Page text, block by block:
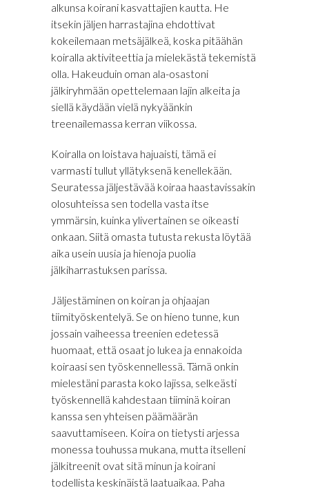
alkunsa koirani kasvattajien kautta. He
itsekin jäljen harrastajina ehdottivat
kokeilemaan metsäjälkeä, koska pitäähän
koiralla aktiviteettia ja mielekästä tekemistä
olla. Hakeuduin oman ala-osastoni
jälkiryhmään opettelemaan lajin alkeita ja
siellä käydään vielä nykyäänkin
treenailemassa kerran viikossa.
Koiralla on loistava hajuaisti, tämä ei
varmasti tullut yllätyksenä kenellekään.
Seuratessa jäljestävää koiraa haastavissakin
olosuhteissa sen todella vasta itse
ymmärsin, kuinka ylivertainen se oikeasti
onkaan. Siitä omasta tutusta rekusta löytää
aika usein uusia ja hienoja puolia
jälkiharrastuksen parissa.
Jäljestäminen on koiran ja ohjaajan
tiimityöskentelyä. Se on hieno tunne, kun
jossain vaiheessa treenien edetessä
huomaat, että osaat jo lukea ja ennakoida
koiraasi sen työskennellessä. Tämä onkin
mielestäni parasta koko lajissa, selkeästi
työskennellä kahdestaan tiiminä koiran
kanssa sen yhteisen päämäärän
saavuttamiseen. Koira on tietysti arjessa
monessa touhussa mukana, mutta itselleni
jälkitreenit ovat sitä minun ja koirani
todellista keskinäistä laatuaikaa. Paha